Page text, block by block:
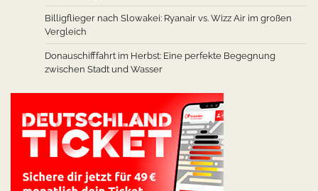
Billigflieger nach Slowakei: Ryanair vs. Wizz Air im großen
Vergleich
Donauschifffahrt im Herbst: Eine perfekte Begegnung
zwischen Stadt und Wasser